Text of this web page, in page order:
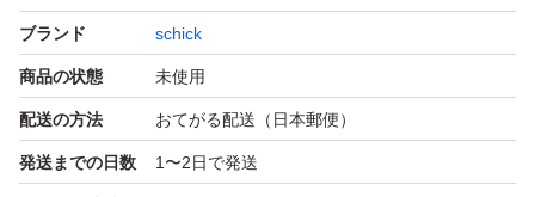
■アロエ+ビタミンE配合／肌への摩擦を軽減
■ウォータースルー構造／洗い流し簡単
■フリップ式トリマー／細かい部分まで整えられる
■スキンガード付5枚刃／ヒリヒリから肌を守る
ブランド schick
商品の状態 未使用
配送の方法 おてがる配送（日本郵便）
発送までの日数 1〜2日で発送